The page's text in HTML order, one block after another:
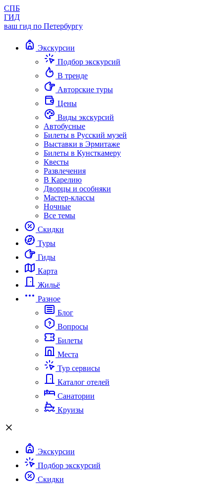
СПБ
ГИД
ваш гид по Петербургу
Экскурсии
Подбор экскурсий
В тренде
Авторские туры
Цены
Виды экскурсий
Автобусные
Билеты в Русский музей
Выставки в Эрмитаже
Билеты в Кунсткамеру
Квесты
Развлечения
В Карелию
Дворцы и особняки
Мастер-классы
Ночные
Все темы
Скидки
Туры
Гиды
Карта
Жильё
Разное
Блог
Вопросы
Билеты
Места
Тур сервисы
Каталог отелей
Санатории
Круизы
Экскурсии
Подбор экскурсий
Скидки